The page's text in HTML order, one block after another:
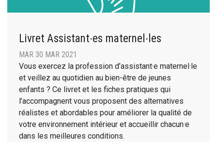
Livret Assistant∙es maternel∙les
MAR 30 MAR 2021
Vous exercez la profession d’assistant·e maternel·le
et veillez au quotidien au bien-être de jeunes
enfants ? Ce livret et les fiches pratiques qui
l’accompagnent vous proposent des alternatives
réalistes et abordables pour améliorer la qualité de
votre environnement intérieur et accueillir chacun·e
dans les meilleures conditions.